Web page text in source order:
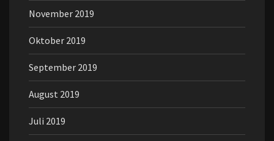
November 2019
Oktober 2019
September 2019
August 2019
Juli 2019